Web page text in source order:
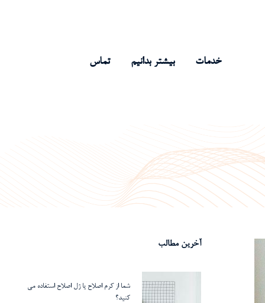
خدمات بیشتر بدانیم تماس
آخرین مطالب
شما از کرم اصلاح یا ژل اصلاح استفاده می
کنید؟